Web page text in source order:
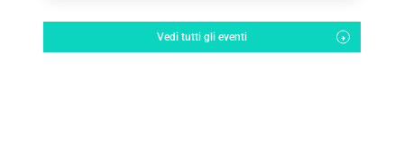
Vedi tutti gli eventi